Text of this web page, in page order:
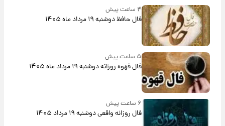
۴ ساعت پیش
فال حافظ دوشنبه ۱۹ مرداد ماه ۱۴۰۵
۵ ساعت پیش
فال قهوه روزانه دوشنبه ۱۹ مرداد ماه ۱۴۰۵
فال روزانه واقعی دوشنبه ۱۹ مرداد ۱۴۰۵